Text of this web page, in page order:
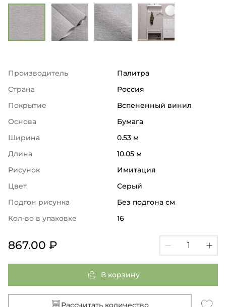
Производитель
Палитра
Страна
Россия
Покрытие
Вспененный винил
Основа
Бумага
Ширина
0.53 м
Длина
10.05 м
Рисунок
Имитация
Цвет
Серый
Подгон рисунка
Без подгона см
Кол-во в упаковке
16
867.00 ₽
В корзину
Рассчитать количество